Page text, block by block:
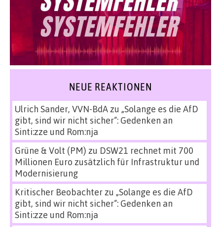
NEUE REAKTIONEN
Ulrich Sander, VVN-BdAzu „Solange es die AfD
gibt, sind wir nicht sicher“: Gedenken an
Sinti:zze und Rom:nja
Grüne & Volt (PM) zu DSW21 rechnet mit 700
Millionen Euro zusätzlich für Infrastruktur und
Modernisierung
Kritischer Beobachterzu „Solange es die AfD
gibt, sind wir nicht sicher“: Gedenken an
Sinti:zze und Rom:nja